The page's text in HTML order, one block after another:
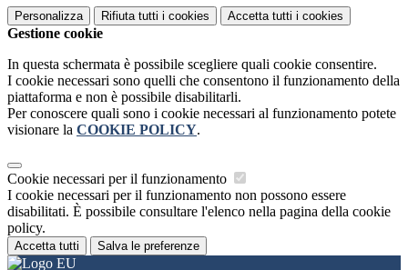
Personalizza Rifiuta tutti i cookies Accetta tutti i cookies
Gestione cookie
In questa schermata è possibile scegliere quali cookie consentire.
I cookie necessari sono quelli che consentono il funzionamento della
piattaforma e non è possibile disabilitarli.
Per conoscere quali sono i cookie necessari al funzionamento potete
visionare la COOKIE POLICY.
Cookie necessari per il funzionamento
I cookie necessari per il funzionamento non possono essere
disabilitati. È possibile consultare l'elenco nella pagina della cookie
policy.
Accetta tutti Salva le preferenze